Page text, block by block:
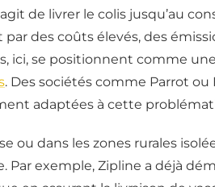
de livrer le colis jusqu’au
des coûts élevés, des
ici, se positionnent comme
. Des sociétés comme Parrot
adaptées à cette
ou dans les zones rurales
Par exemple, Zipline a déjà